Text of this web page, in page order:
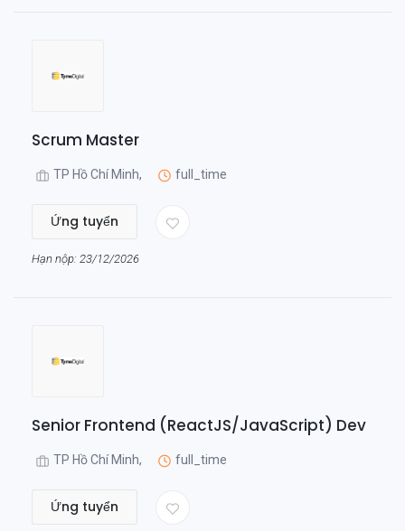
Scrum Master
TP Hồ Chí Minh, full_time
Ứng tuyển
Hạn nộp: 23/12/2026
Senior Frontend (ReactJS/JavaScript) Dev
TP Hồ Chí Minh, full_time
Ứng tuyển